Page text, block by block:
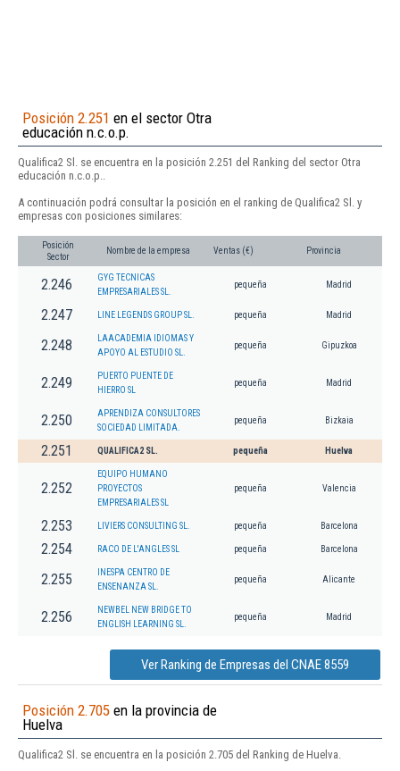
Posición 2.251 en el sector Otra
educación n.c.o.p.
Qualifica2 Sl. se encuentra en la posición 2.251 del Ranking del sector Otra
educación n.c.o.p..
A continuación podrá consultar la posición en el ranking de Qualifica2 Sl. y
empresas con posiciones similares:
Posición
Sector
Nombre de la empresa Ventas (€) Provincia
2.246
GYG TECNICAS
EMPRESARIALES SL.
pequeña Madrid
2.247 LINE LEGENDS GROUP SL. pequeña Madrid
2.248
LAACADEMIA IDIOMAS Y
APOYO AL ESTUDIO SL.
pequeña Gipuzkoa
2.249
PUERTO PUENTE DE
HIERRO SL
pequeña Madrid
2.250
APRENDIZA CONSULTORES
SOCIEDAD LIMITADA.
pequeña Bizkaia
2.251 QUALIFICA2 SL. pequeña Huelva
2.252
EQUIPO HUMANO
PROYECTOS
EMPRESARIALES SL
pequeña Valencia
2.253 LIVIERS CONSULTING SL. pequeña Barcelona
2.254 RACO DE L'ANGLES SL pequeña Barcelona
2.255
INESPA CENTRO DE
ENSENANZA SL.
pequeña Alicante
2.256
NEWBEL NEW BRIDGE TO
ENGLISH LEARNING SL.
pequeña Madrid
Ver Ranking de Empresas del CNAE 8559
Posición 2.705 en la provincia de
Huelva
Qualifica2 Sl. se encuentra en la posición 2.705 del Ranking de Huelva.